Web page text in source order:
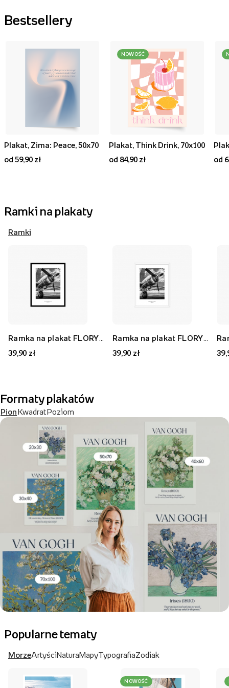
Bestsellery
Plakat, Zima: Peace, 50x70
od 59,90 zł
NOWOŚĆ
Plakat, Think Drink, 70x100
od 84,90 zł
od
Ramki na plakaty
Ramki
39,90 zł
39,90 zł
Formaty plakatów
PionKwadratPoziom
Popularne tematy
MorzeArtyściNaturaMapyTypografiaZodiak
NOWOŚĆ